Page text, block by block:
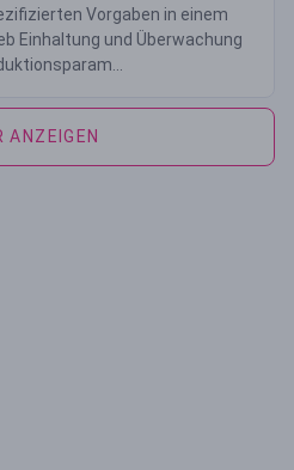
Vorgaben in einem
Einhaltung und Überwachung
ANZEIGEN